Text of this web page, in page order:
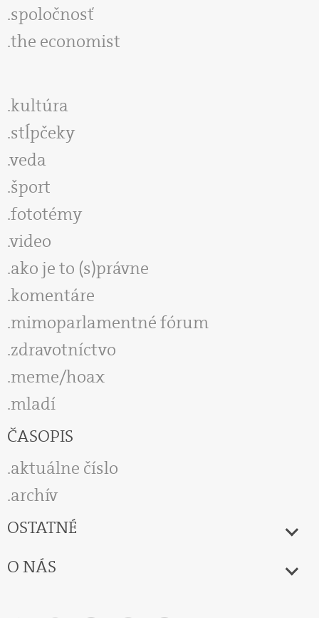
spoločnosť
the economist
kultúra
stĺpčeky
veda
šport
fototémy
video
ako je to (s)právne
komentáre
mimoparlamentné fórum
zdravotníctvo
meme/hoax
mladí
ČASOPIS
aktuálne číslo
archív
OSTATNÉ
O NÁS